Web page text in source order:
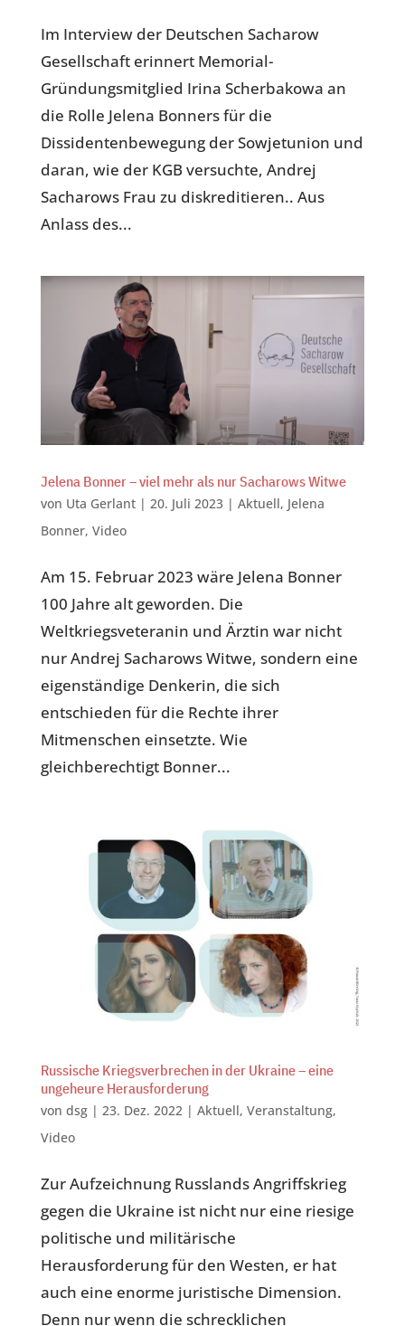
Im Interview der Deutschen Sacharow
Gesellschaft erinnert Memorial-
Gründungsmitglied Irina Scherbakowa an
die Rolle Jelena Bonners für die
Dissidentenbewegung der Sowjetunion und
daran, wie der KGB versuchte, Andrej
Sacharows Frau zu diskreditieren.. Aus
Anlass des...
Jelena Bonner – viel mehr als nur Sacharows Witwe
von Uta Gerlant| 20. Juli 2023| Aktuell, Jelena
Bonner, Video
Am 15. Februar 2023 wäre Jelena Bonner
100 Jahre alt geworden. Die
Weltkriegsveteranin und Ärztin war nicht
nur Andrej Sacharows Witwe, sondern eine
eigenständige Denkerin, die sich
entschieden für die Rechte ihrer
Mitmenschen einsetzte. Wie
gleichberechtigt Bonner...
Russische Kriegsverbrechen in der Ukraine – eine
ungeheure Herausforderung
von dsg| 23. Dez. 2022| Aktuell, Veranstaltung,
Video
Zur Aufzeichnung Russlands Angriffskrieg
gegen die Ukraine ist nicht nur eine riesige
politische und militärische
Herausforderung für den Westen, er hat
auch eine enorme juristische Dimension.
Denn nur wenn die schrecklichen